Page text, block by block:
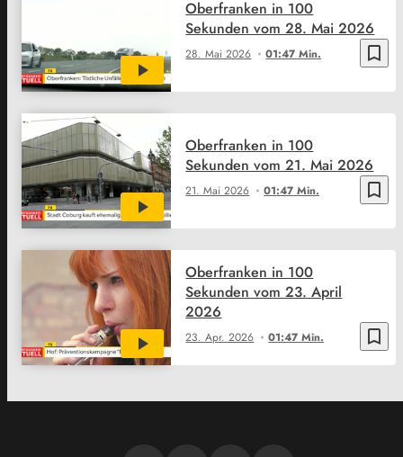
bookmark_border
28. Mai 2026 01:47 Min.
Oberfranken in 100
Sekunden vom 28. Mai 2026
bookmark_border
21. Mai 2026 01:47 Min.
Oberfranken in 100
Sekunden vom 21. Mai 2026
bookmark_border
23. Apr. 2026 01:47 Min.
Oberfranken in 100
Sekunden vom 23. April
2026